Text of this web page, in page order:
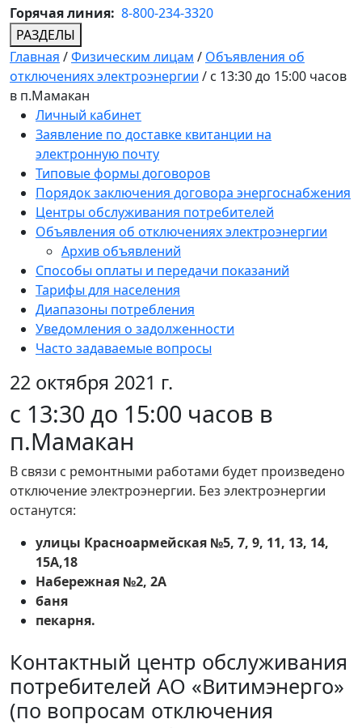
Горячая линия: 8-800-234-3320
РАЗДЕЛЫ
Главная /Физическим лицам / Объявления об
отключениях электроэнергии / c 13:30 до 15:00 часов
в п.Мамакан
Личный кабинет
Заявление по доставке квитанции на
электронную почту
Типовые формы договоров
Порядок заключения договора энергоснабжения
Центры обслуживания потребителей
Объявления об отключениях электроэнергии
Архив объявлений
Способы оплаты и передачи показаний
Тарифы для населения
Диапазоны потребления
Уведомления о задолженности
Часто задаваемые вопросы
22 октября 2021 г.
c 13:30 до 15:00 часов в
п.Мамакан
В связи с ремонтными работами будет произведено
отключение электроэнергии. Без электроэнергии
останутся:
улицы Красноармейская №5, 7, 9, 11, 13, 14,
15А,18
Набережная №2, 2А
баня
пекарня.
Контактный центр обслуживания
потребителей АО «Витимэнерго»
(по вопросам отключения